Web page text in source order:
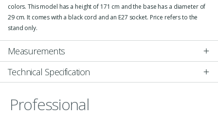
colors. This model has a height of 171 cm and the base has a diameter of
29 cm. It comes with a black cord and an E27 socket. Price refers to the
stand only.
Measurements
Technical Specification
Professional